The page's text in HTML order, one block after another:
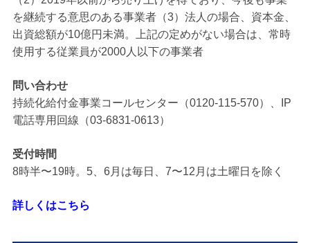
を継続する意思のある事業者（3）法人の場合、資本金、
出資総額が10億円未満。上記の定めがない場合は、常時
使用する従業員が2000人以下の事業者
問い合わせ
持続化給付金事業コールセンター（0120-115-570）、IP
電話専用回線（03-6831-0613）
受付時間
8時半〜19時。5、6月は毎日、7〜12月は土曜日を除く
詳しくはこちら